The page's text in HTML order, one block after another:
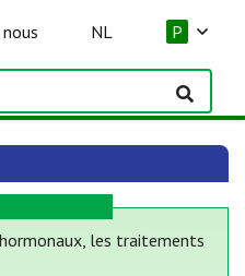
NL P
les traitements